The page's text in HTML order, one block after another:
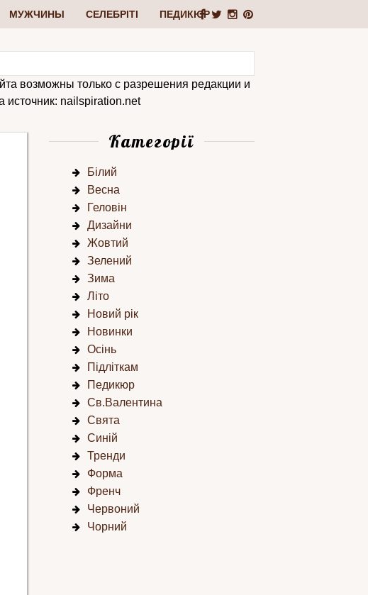
МУЖЧИНЫ СЕЛЕБРІТІ ПЕДИКЮР
возможны только с разрешения редакции и
источник: nailspiration.net
Категорії
Білий
Весна
Геловін
Дизайни
Жовтий
Зелений
Зима
Літо
Новий рік
Новинки
Осінь
Підліткам
Педикюр
Св.Валентина
Свята
Синій
Тренди
Форма
Френч
Червоний
Чорний